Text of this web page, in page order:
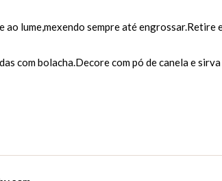
lume,mexendo sempre até engrossar.Retire
com bolacha.Decore com pó de canela e sirva